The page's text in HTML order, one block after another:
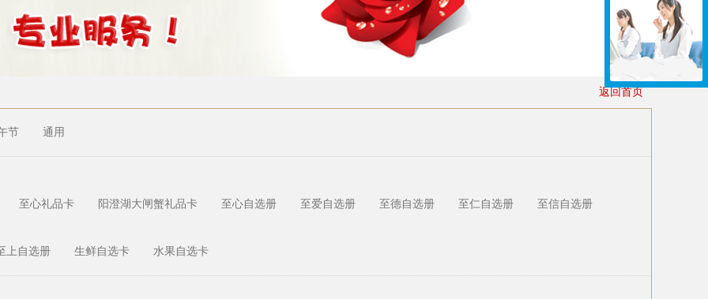
返回首页
节 通用
至心礼品卡 阳澄湖大闸蟹礼品卡 至心自选册 至爱自选册 至德自选册 至仁自选册 至信自选册
上自选册 生鲜自选卡 水果自选卡